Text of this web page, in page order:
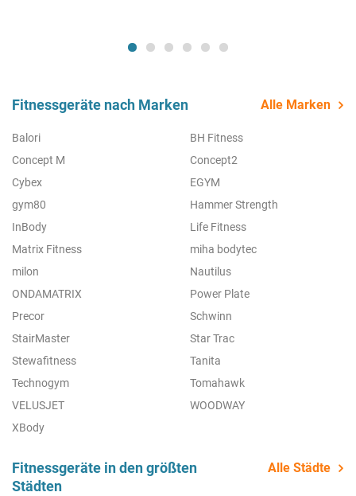
Fitnessgeräte nach Marken Alle Marken
Balori
BH Fitness
Concept M
Concept2
Cybex
EGYM
gym80
Hammer Strength
InBody
Life Fitness
Matrix Fitness
miha bodytec
milon
Nautilus
ONDAMATRIX
Power Plate
Precor
Schwinn
StairMaster
Star Trac
Stewafitness
Tanita
Technogym
Tomahawk
VELUSJET
WOODWAY
XBody
Fitnessgeräte in den größten
Städten
Alle Städte